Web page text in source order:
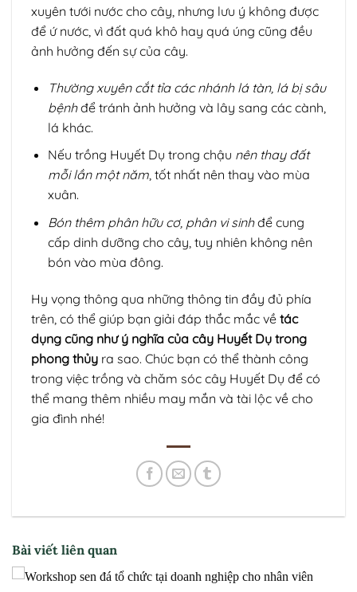
xuyên tưới nước cho cây, nhưng lưu ý không được
để ứ nước, vì đất quá khô hay quá úng cũng đều
ảnh hưởng đến sự của cây.
Thường xuyên cắt tỉa các nhánh lá tàn, lá bị sâu
bệnhđể tránh ảnh hưởng và lây sang các cành,
lá khác.
Nếu trồng Huyết Dụ trong chậu nên thay đất
mỗi lần một năm, tốt nhất nên thay vào mùa
xuân.
Bón thêm phân hữu cơ, phân vi sinhđể cung
cấp dinh dưỡng cho cây, tuy nhiên không nên
bón vào mùa đông.
Hy vọng thông qua những thông tin đầy đủ phía
trên, có thể giúp bạn giải đáp thắc mắc về tác
dụng cũng như ý nghĩa của cây Huyết Dụ trong
phong thủy ra sao. Chúc bạn có thể thành công
trong việc trồng và chăm sóc cây Huyết Dụ để có
thể mang thêm nhiều may mắn và tài lộc về cho
gia đình nhé!
Bài viết liên quan